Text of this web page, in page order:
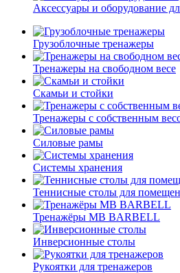
Аксессуары и оборудование
Грузоблочные тренажеры
Тренажеры на свободном весе
Скамьи и стойки
Тренажеры с собственным
Силовые рамы
Системы хранения
Теннисные столы для
Тренажёры MB BARBELL
Инверсионные столы
Рукоятки для тренажеров